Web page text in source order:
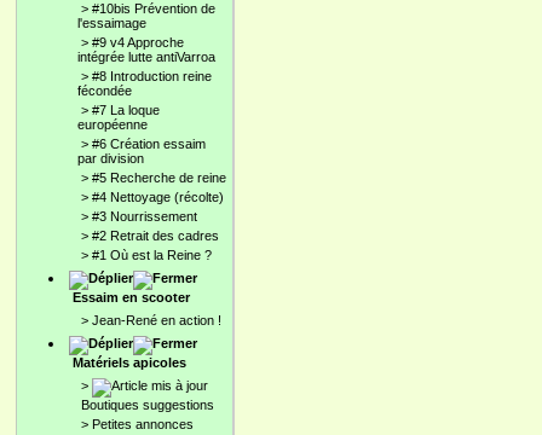
> #10bis Prévention de
l'essaimage
> #9 v4 Approche
intégrée lutte antiVarroa
> #8 Introduction reine
fécondée
> #7 La loque
européenne
> #6 Création essaim
par division
> #5 Recherche de reine
> #4 Nettoyage (récolte)
> #3 Nourrissement
> #2 Retrait des cadres
> #1 Où est la Reine ?
Essaim en scooter
> Jean-René en action !
Matériels apicoles
>
Boutiques suggestions
> Petites annonces